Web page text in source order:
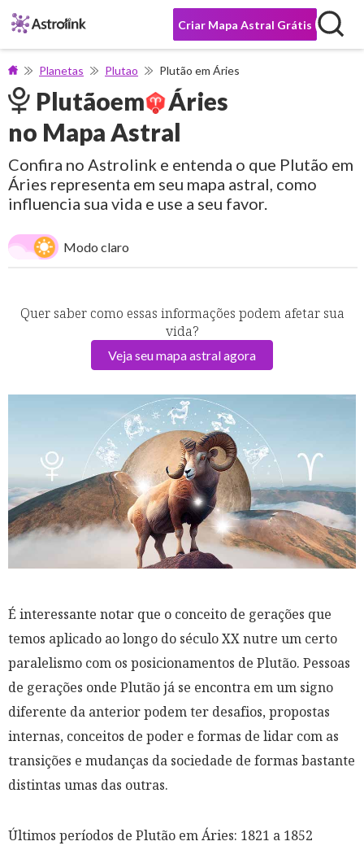
Criar Mapa Astral Grátis
Planetas Plutao Plutão em Áries
Plutãoem
Áries
no Mapa Astral
Confira no Astrolink e entenda o que Plutão em
Áries representa em seu mapa astral, como
influencia sua vida e use a seu favor.
Modo claro
Quer saber como essas informações podem afetar sua
vida?
Veja seu mapa astral agora
É interessante notar que o conceito de gerações que
temos aplicado ao longo do século XX nutre um certo
paralelismo com os posicionamentos de Plutão. Pessoas
de gerações onde Plutão já se encontra em um signo
diferente da anterior podem ter desafios, propostas
internas, conceitos de poder e formas de lidar com as
transições e mudanças da sociedade de formas bastante
distintas umas das outras.
Últimos períodos de Plutão em Áries: 1821 a 1852